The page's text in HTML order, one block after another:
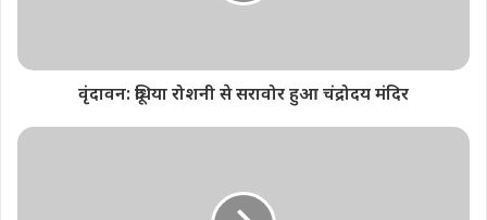
वृंदावन: दूधिया रोशनी से सरावोर हुआ चंद्रोदय मंदिर